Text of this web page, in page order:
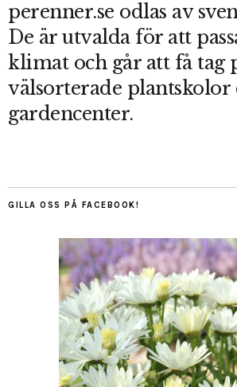
perenner.se odlas av
De är utvalda för att
klimat och går att få tag
välsorterade plantskolor
gardencenter.
GILLA OSS PÅ FACEBOOK!